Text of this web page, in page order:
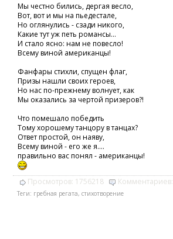
Мы честно бились, дергая весло,
Вот, вот и мы на пьедестале,
Но оглянулись - сзади никого,
Какие тут уж петь романсы...
И стало ясно: нам не повесло!
Всему виной американцы!
Фанфары стихли, спущен флаг,
Призы нашли своих героев,
Но нас по-прежнему волнует, как
Мы оказались за чертой призеров?!
Что помешало победить
Тому хорошему танцору в танцах?
Ответ простой, он наяву,
Всему виной - его же я....
правильно вас понял - американцы!
Просмотров: 1756218 Комментариев:
Теги: гребная регата, стихотворение